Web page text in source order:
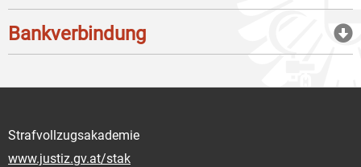
Bankverbindung
Strafvollzugsakademie
www.justiz.gv.at/stak